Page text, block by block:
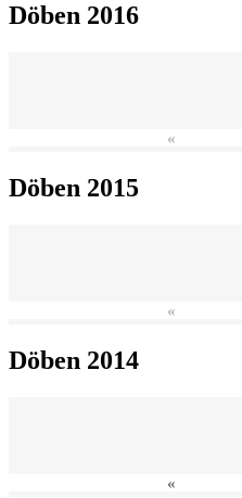
Döben 2016
«
Döben 2015
«
Döben 2014
«